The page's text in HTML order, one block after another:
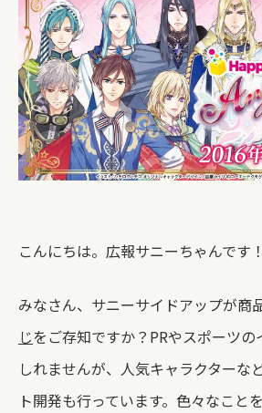
こんにちは。広報サニーちゃんです！
みなさん、サニーサイドアップが商
じをご存知ですか？PRやスポーツ
しれませんが、人気キャラクターな
ト開発も行っています。色々なこと